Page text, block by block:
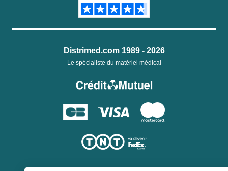
Distrimed.com 1989 - 2026
Le spécialiste du matériel médical